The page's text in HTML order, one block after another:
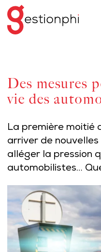
Des mesures
vie des
La première moitié
arriver de
alléger la pression
automobilistes…